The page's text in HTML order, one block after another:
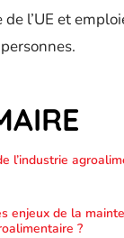
l’UE et
l’industrie
enjeux de la
?